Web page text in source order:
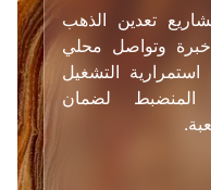
تعدين الذهب
وتواصل محلي
التشغيل
المنضبط لضمان